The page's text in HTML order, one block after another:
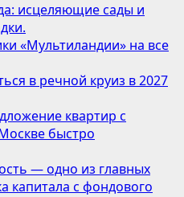
исцеляющие сады и
«Мультиландии» на все
в речной круиз в 2027
квартир с
быстро
— одно из главных
капитала с фондового